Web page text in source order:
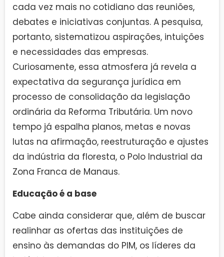
cada vez mais no cotidiano das reuniões,
debates e iniciativas conjuntas. A pesquisa,
portanto, sistematizou aspirações, intuições
e necessidades das empresas.
Curiosamente, essa atmosfera já revela a
expectativa da segurança jurídica em
processo de consolidação da legislação
ordinária da Reforma Tributária. Um novo
tempo já espalha planos, metas e novas
lutas na afirmação, reestruturação e ajustes
da indústria da floresta, o Polo Industrial da
Zona Franca de Manaus.
Educação é a base
Cabe ainda considerar que, além de buscar
realinhar as ofertas das instituições de
ensino às demandas do PIM, os líderes da